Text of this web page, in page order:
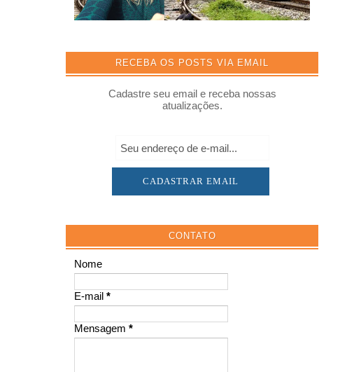
RECEBA OS POSTS VIA EMAIL
Cadastre seu email e receba nossas
atualizações.
CONTATO
Nome
E-mail *
Mensagem *